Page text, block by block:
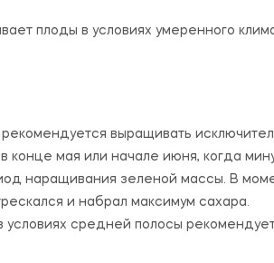
плоды в условиях умеренного
выращивать
конце мая или начале июня, когда
наращивания зеленой массы. В
и набрал максимум сахара.
средней полосы